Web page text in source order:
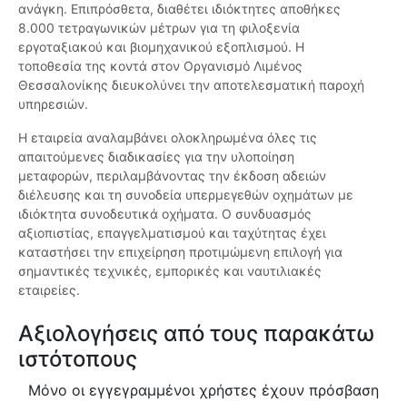
ανάγκη. Επιπρόσθετα, διαθέτει ιδιόκτητες αποθήκες
8.000 τετραγωνικών μέτρων για τη φιλοξενία
εργοταξιακού και βιομηχανικού εξοπλισμού. Η
τοποθεσία της κοντά στον Οργανισμό Λιμένος
Θεσσαλονίκης διευκολύνει την αποτελεσματική παροχή
υπηρεσιών.
Η εταιρεία αναλαμβάνει ολοκληρωμένα όλες τις
απαιτούμενες διαδικασίες για την υλοποίηση
μεταφορών, περιλαμβάνοντας την έκδοση αδειών
διέλευσης και τη συνοδεία υπερμεγεθών οχημάτων με
ιδιόκτητα συνοδευτικά οχήματα. Ο συνδυασμός
αξιοπιστίας, επαγγελματισμού και ταχύτητας έχει
καταστήσει την επιχείρηση προτιμώμενη επιλογή για
σημαντικές τεχνικές, εμπορικές και ναυτιλιακές
εταιρείες.
Αξιολογήσεις από τους παρακάτω
ιστότοπους
Μόνο οι εγγεγραμμένοι χρήστες έχουν πρόσβαση